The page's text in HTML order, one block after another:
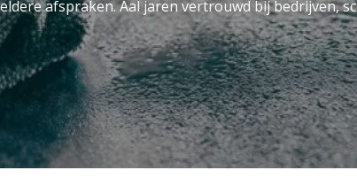
afspraken. Aal jaren vertrouwd bij bedrijven,